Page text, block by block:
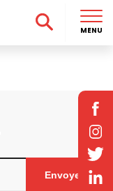
Envoyer
MENU